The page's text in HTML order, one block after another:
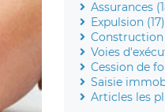
Assurances
Expulsion (17)
Construction
Voies
Cession de
Saisie
Articles les